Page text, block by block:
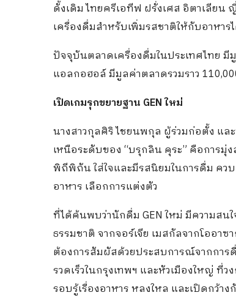
ดั้งเดิม ไทยครีเอทีฟ ฝรั่งเศส อิตาเลียน
เครื่องดื่มสำหรับเพิ่มรสชาติให้กับอาหา
ปัจจุบันตลาดเครื่องดื่มในประเทศไทย มี
แอลกอฮอล์ มีมูลค่าตลาดรวมราว
เปิดเกมรุกขยายฐาน GEN ใหม่
นางสาวกุลศิริ ไชยนพกุล ผู้ร่วมก่อตั้ง แล
เหนือระดับของ “บรุกลิน คุระ” คือการ
พิถีพิถัน ใส่ใจและมีรสนิยมในการดื่ม คว
อาหาร เลือกการแต่งตัว
ที่ได้ค้นพบว่านักดื่ม GEN ใหม่ มีความสน
ธรรมชาติ จากจอร์เจีย เมสกัลจากโออาซ
ต้องการสัมผัสด้วยประสบการณ์จากกา
รวดเร็วในกรุงเทพฯ และหัวเมืองใหญ่ ที่
รอบรู้เรื่องอาหาร หลงใหล และเปิดกว้